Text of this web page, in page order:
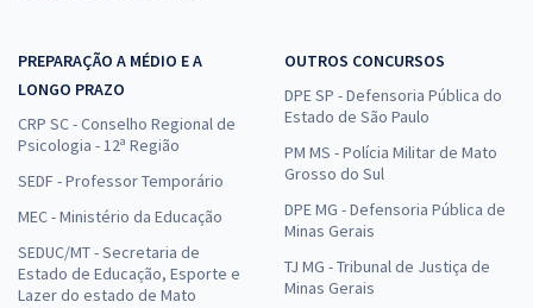
PREPARAÇÃO A MÉDIO E A
LONGO PRAZO
CRP SC - Conselho Regional de
Psicologia - 12ª Região
SEDF - Professor Temporário
MEC - Ministério da Educação
SEDUC/MT - Secretaria de
Estado de Educação, Esporte e
Lazer do estado de Mato
OUTROS CONCURSOS
DPE SP - Defensoria Pública do
Estado de São Paulo
PM MS - Polícia Militar de Mato
Grosso do Sul
DPE MG - Defensoria Pública de
Minas Gerais
TJ MG - Tribunal de Justiça de
Minas Gerais